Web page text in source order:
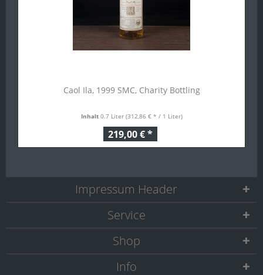
Caol Ila, 1999 SMC, Charity Bottling
Inhalt 0.7 Liter (312,86 € * / 1 Liter)
219,00 € *
Service
Shop
Info
Impressum Header